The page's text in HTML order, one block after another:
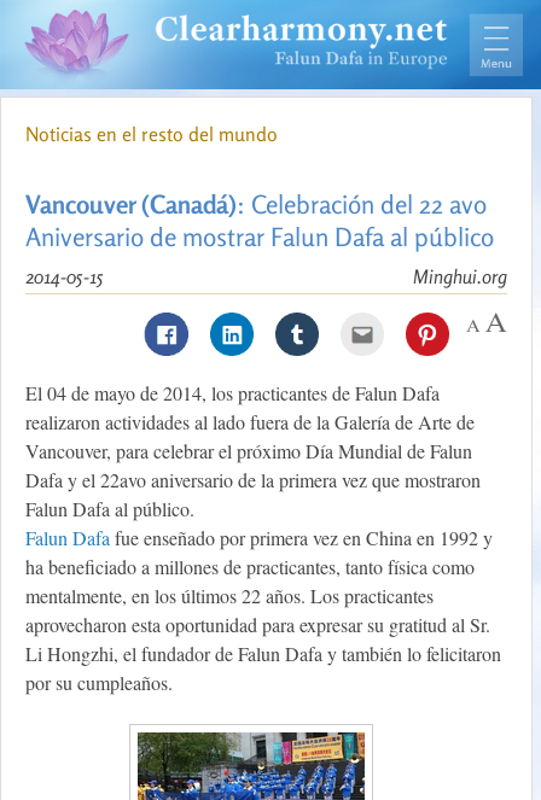
Noticias en el resto del mundo
Vancouver (Canadá): Celebración del 22 avo
Aniversario de mostrar Falun Dafa al público
Minghui.org
2014-05-15
El 04 de mayo de 2014, los practicantes de Falun Dafa
realizaron actividades al lado fuera de la Galería de Arte de
Vancouver, para celebrar el próximo Día Mundial de Falun
Dafa y el 22avo aniversario de la primera vez que mostraron
Falun Dafa al público.
Falun Dafafue enseñado por primera vez en China en 1992 y
ha beneficiado a millones de practicantes, tanto física como
mentalmente, en los últimos 22 años. Los practicantes
aprovecharon esta oportunidad para expresar su gratitud al Sr.
Li Hongzhi, el fundador de Falun Dafa y también lo felicitaron
por su cumpleaños.